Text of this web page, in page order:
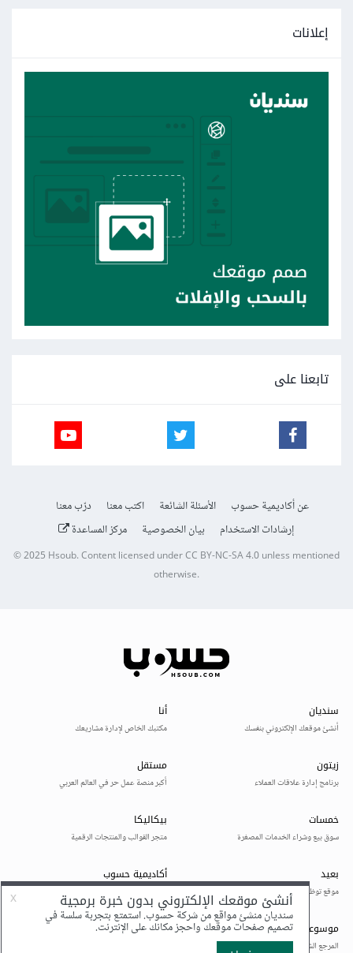
إعلانات
تابعنا على
عن أكاديمية حسوب الأسئلة الشائعة اكتب معنا
درّب معنا
إرشادات الاستخدام
بيان الخصوصية مركز المساعدة
© 2025Hsoub.Content licensed underCC BY-NC-SA 4.0unless mentioned
otherwise.